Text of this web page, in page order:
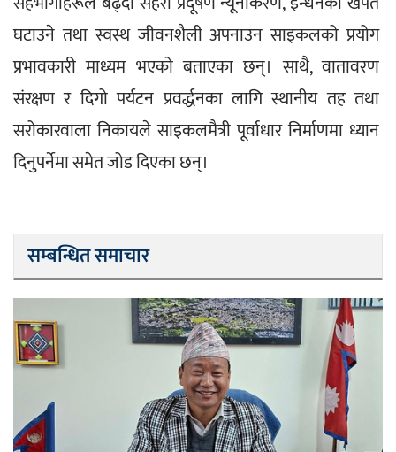
घटाउने तथा स्वस्थ जीवनशैली अपनाउन साइकलको प्रयोग
प्रभावकारी माध्यम भएको बताएका छन्। साथै, वातावरण
संरक्षण र दिगो पर्यटन प्रवर्द्धनका लागि स्थानीय तह तथा
सरोकारवाला निकायले साइकलमैत्री पूर्वाधार निर्माणमा ध्यान
दिनुपर्नेमा समेत जोड दिएका छन्।
सम्बन्धित समाचार